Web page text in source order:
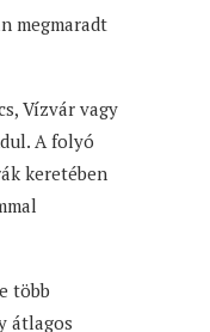
megmaradt
Vízvár vagy
A folyó
keretében
több
átlagos